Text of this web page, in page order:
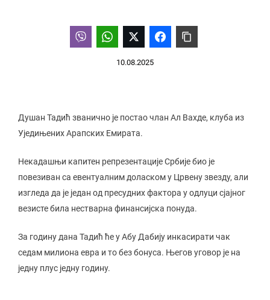
10.08.2025
Душан Тадић званично је постао члан Ал Вахде, клуба из
Уједињених Арапских Емирата.
Некадашњи капитен репрезентације Србије био је
повезиван са евентуалним доласком у Црвену звезду, али
изгледа да је један од пресудних фактора у одлуци сјајног
везисте била нестварна финансијска понуда.
За годину дана Тадић ће у Абу Дабију инкасирати чак
седам милиона евра и то без бонуса. Његов уговор је на
једну плус једну годину.